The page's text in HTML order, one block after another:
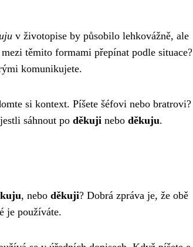
v životopise by působilo lehkovážně, ale
těmito formami přepínat podle situace?
komunikujete.
si kontext. Píšete šéfovi nebo bratrovi?
sáhnout po děkuji nebo děkuju.
, nebo děkuji? Dobrá zpráva je, že obě
je používáte.